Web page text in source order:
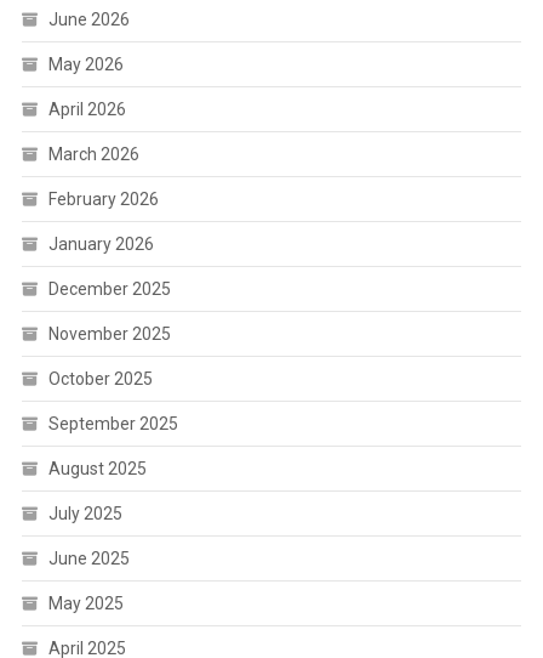
June 2026
May 2026
April 2026
March 2026
February 2026
January 2026
December 2025
November 2025
October 2025
September 2025
August 2025
July 2025
June 2025
May 2025
April 2025